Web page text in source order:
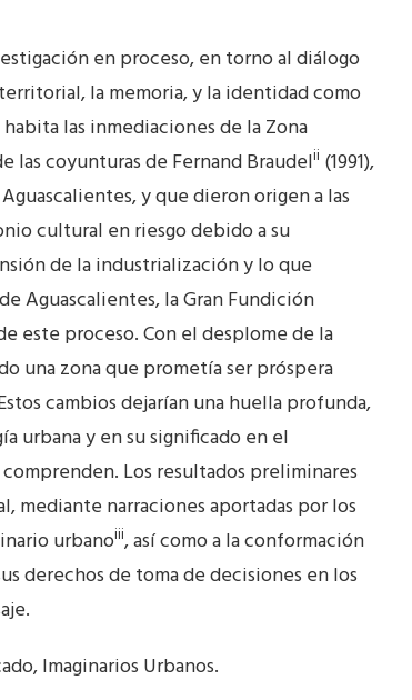
en proceso, en torno al diálogo
la memoria, y la identidad como
las inmediaciones de la Zona
las coyunturas de Fernand Braudelii (1991),
y que dieron origen a las
cultural en riesgo debido a su
de la industrialización y lo que
Aguascalientes, la Gran Fundición
este proceso. Con el desplome de la
una zona que prometía ser próspera
cambios dejarían una huella profunda,
urbana y en su significado en el
Los resultados preliminares
mediante narraciones aportadas por los
urbanoiii, así como a la conformación
derechos de toma de decisiones en los
Imaginarios Urbanos.